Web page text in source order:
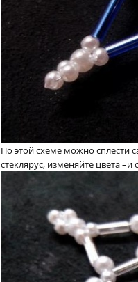
По этой схеме можно сплести
стеклярус, изменяйте цвета